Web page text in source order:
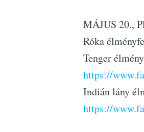
MÁJUS 20.,
Róka
Tenger
https://
Indián lány
https://